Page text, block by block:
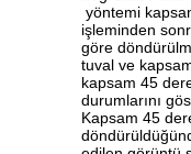
yöntemi
işleminden
göre
tuval ve
kapsam 45
durumlarını
Kapsam 45